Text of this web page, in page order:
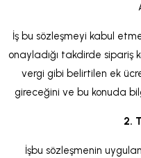
İş bu sözleşmeyi kabul
onayladığı takdirde sipariş
vergi gibi belirtilen ek
gireceğini ve bu konuda
2.
İşbu sözleşmenin